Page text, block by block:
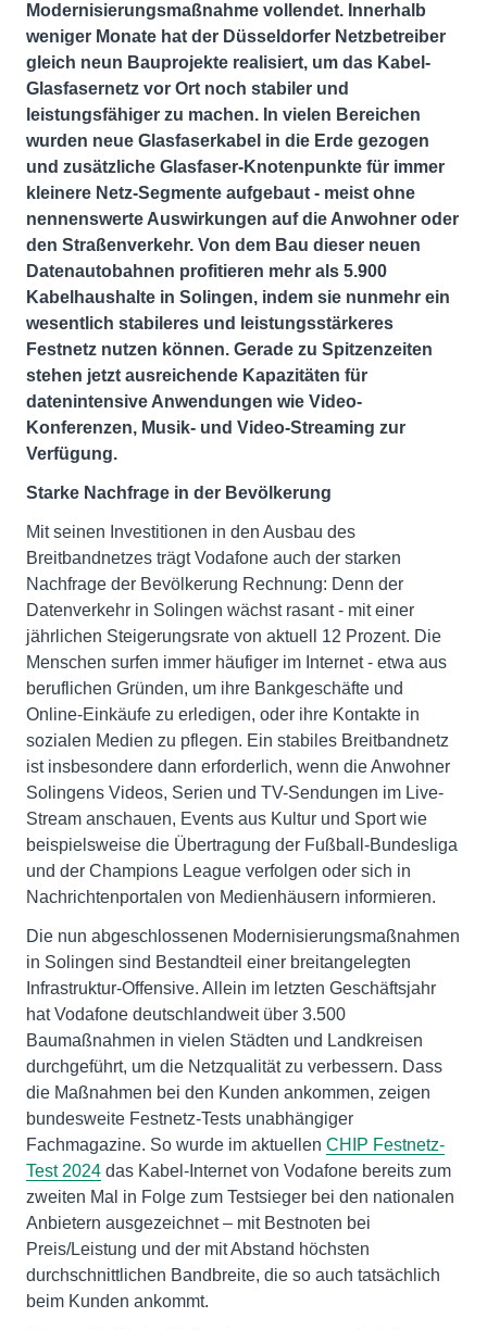
Modernisierungsmaßnahme vollendet. Innerhalb
weniger Monate hat der Düsseldorfer Netzbetreiber
gleich neun Bauprojekte realisiert, um das Kabel-
Glasfasernetz vor Ort noch stabiler und
leistungsfähiger zu machen. In vielen Bereichen
wurden neue Glasfaserkabel in die Erde gezogen
und zusätzliche Glasfaser-Knotenpunkte für immer
kleinere Netz-Segmente aufgebaut - meist ohne
nennenswerte Auswirkungen auf die Anwohner oder
den Straßenverkehr. Von dem Bau dieser neuen
Datenautobahnen profitieren mehr als 5.900
Kabelhaushalte in Solingen, indem sie nunmehr ein
wesentlich stabileres und leistungsstärkeres
Festnetz nutzen können. Gerade zu Spitzenzeiten
stehen jetzt ausreichende Kapazitäten für
datenintensive Anwendungen wie Video-
Konferenzen, Musik- und Video-Streaming zur
Verfügung.
Starke Nachfrage in der Bevölkerung
Mit seinen Investitionen in den Ausbau des
Breitbandnetzes trägt Vodafone auch der starken
Nachfrage der Bevölkerung Rechnung: Denn der
Datenverkehr in Solingen wächst rasant - mit einer
jährlichen Steigerungsrate von aktuell 12 Prozent. Die
Menschen surfen immer häufiger im Internet - etwa aus
beruflichen Gründen, um ihre Bankgeschäfte und
Online-Einkäufe zu erledigen, oder ihre Kontakte in
sozialen Medien zu pflegen. Ein stabiles Breitbandnetz
ist insbesondere dann erforderlich, wenn die Anwohner
Solingens Videos, Serien und TV-Sendungen im Live-
Stream anschauen, Events aus Kultur und Sport wie
beispielsweise die Übertragung der Fußball-Bundesliga
und der Champions League verfolgen oder sich in
Nachrichtenportalen von Medienhäusern informieren.
Die nun abgeschlossenen Modernisierungsmaßnahmen
in Solingen sind Bestandteil einer breitangelegten
Infrastruktur-Offensive. Allein im letzten Geschäftsjahr
hat Vodafone deutschlandweit über 3.500
Baumaßnahmen in vielen Städten und Landkreisen
durchgeführt, um die Netzqualität zu verbessern. Dass
die Maßnahmen bei den Kunden ankommen, zeigen
bundesweite Festnetz-Tests unabhängiger
Fachmagazine. So wurde im aktuellen CHIP Festnetz-
Test 2024 das Kabel-Internet von Vodafone bereits zum
zweiten Mal in Folge zum Testsieger bei den nationalen
Anbietern ausgezeichnet – mit Bestnoten bei
Preis/Leistung und der mit Abstand höchsten
durchschnittlichen Bandbreite, die so auch tatsächlich
beim Kunden ankommt.